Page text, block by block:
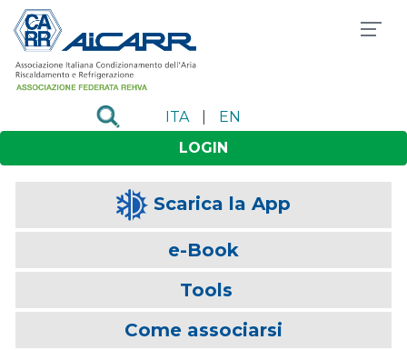
ITA
EN
LOGIN
Scarica la App
e-Book
Tools
Come associarsi